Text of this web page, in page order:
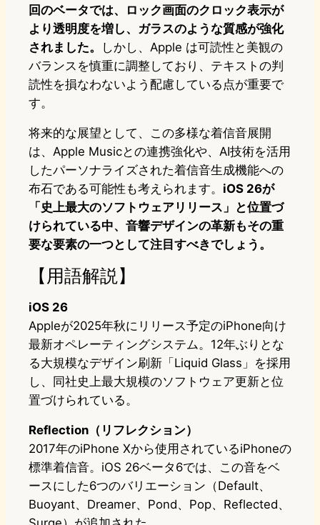
回のベータでは、ロック画面のクロック表示が
より透明度を増し、ガラスのような質感が強化
されました。
しかし、Apple は可読性と美観の
バランスを慎重に調整しており、テキストの判
読性を損なわないよう配慮している点が重要で
す。
将来的な展望として、この多様な着信音展開
は、Apple Musicとの連携強化や、AI技術を活用
したパーソナライズされた着信音生成機能への
布石である可能性も考えられます。 iOS 26が
「史上最大のソフトウェアリリース」と位置づ
けられている中、音響デザインの革新もその重
要な要素の一つとして注目すべきでしょう。
【用語解説】
iOS 26
Appleが2025年秋にリリース予定のiPhone向け
最新オペレーティングシステム。12年ぶりとな
る大規模なデザイン刷新「Liquid Glass」を採用
し、同社史上最大規模のソフトウェア更新と位
置づけられている。
Reflection（リフレクション）
2017年のiPhone Xから使用されているiPhoneの
標準着信音。iOS 26ベータ6では、この音をベ
ースにした6つのバリエーション（Default、
Buoyant、Dreamer、Pond、Pop、Reflected、